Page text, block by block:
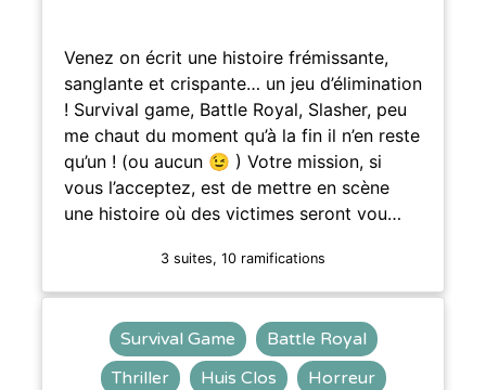
Venez on écrit une histoire frémissante,
sanglante et crispante… un jeu d’élimination
! Survival game, Battle Royal, Slasher, peu
me chaut du moment qu’à la fin il n’en reste
qu’un ! (ou aucun 😉 ) Votre mission, si
vous l’acceptez, est de mettre en scène
une histoire où des victimes seront vou…
3 suites, 10 ramifications
Survival Game
Battle Royal
Thriller
Huis Clos Horreur